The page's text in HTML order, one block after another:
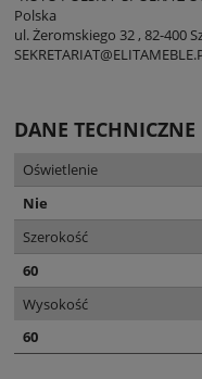
Polska
ul. Żeromskiego 32 , 82-400
DANE TECHNICZNE
Oświetlenie
Nie
Szerokość
60
Wysokość
60